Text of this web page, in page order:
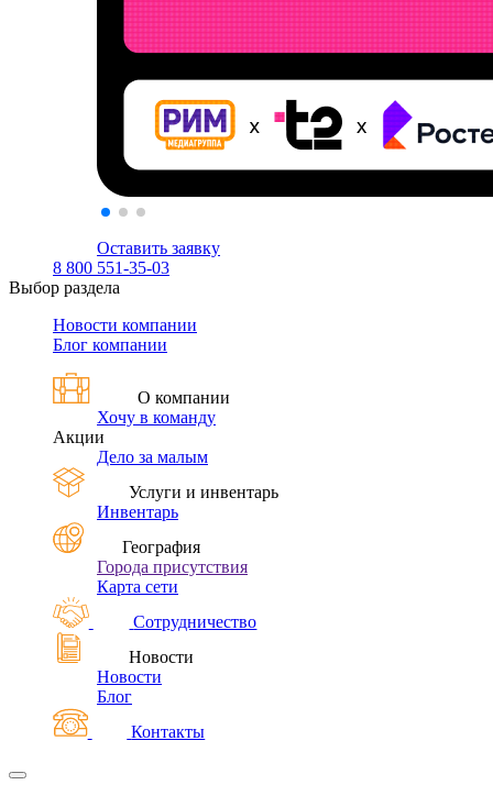
Оставить заявку
8 800 551-35-03
Выбор раздела
Новости компании
Блог компании
О компании
Хочу в команду
Акции
Дело за малым
Услуги и инвентарь
Инвентарь
География
Города присутствия
Карта сети
Сотрудничество
Новости
Новости
Блог
Контакты